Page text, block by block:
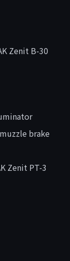
Zenit B-30
brake
Zenit PT-3